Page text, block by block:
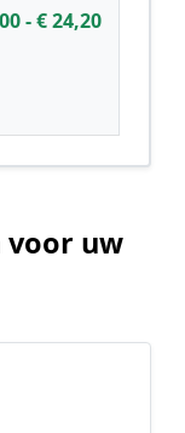
- € 24,20
voor uw